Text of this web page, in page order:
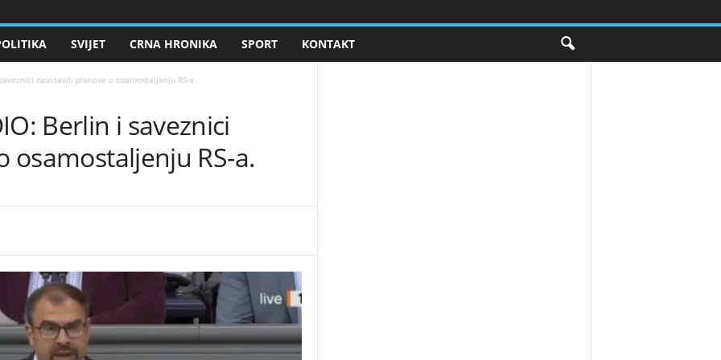
SVIJET CRNA HRONIKA SPORT KONTAKT
zaustavili planove o osamostaljenju RS-a.
Berlin i saveznici
osamostaljenju RS-a.